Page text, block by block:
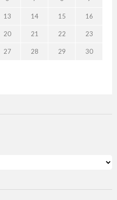
13 14 15 16
20 21 22 23
27 28 29 30